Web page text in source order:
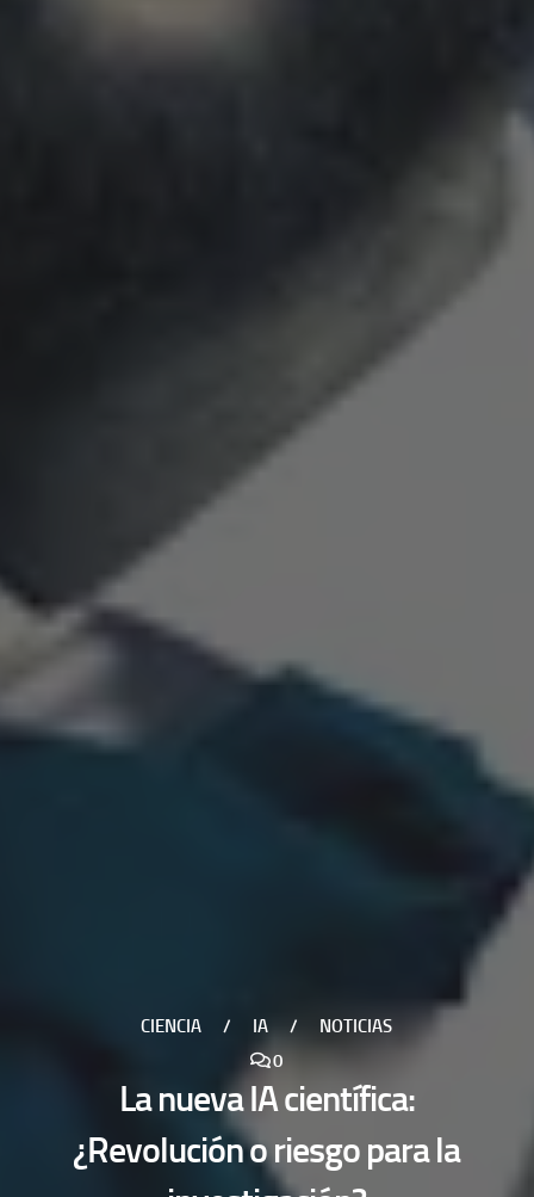
CIENCIA / IA /
NOTICIAS
0
La nueva IA científica:
¿Revolución o riesgo para la